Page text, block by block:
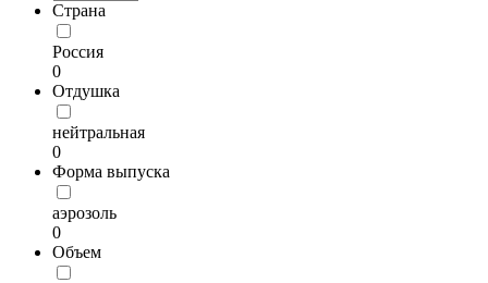
Страна
Россия
0
Отдушка
нейтральная
0
Форма выпуска
аэрозоль
0
Объем